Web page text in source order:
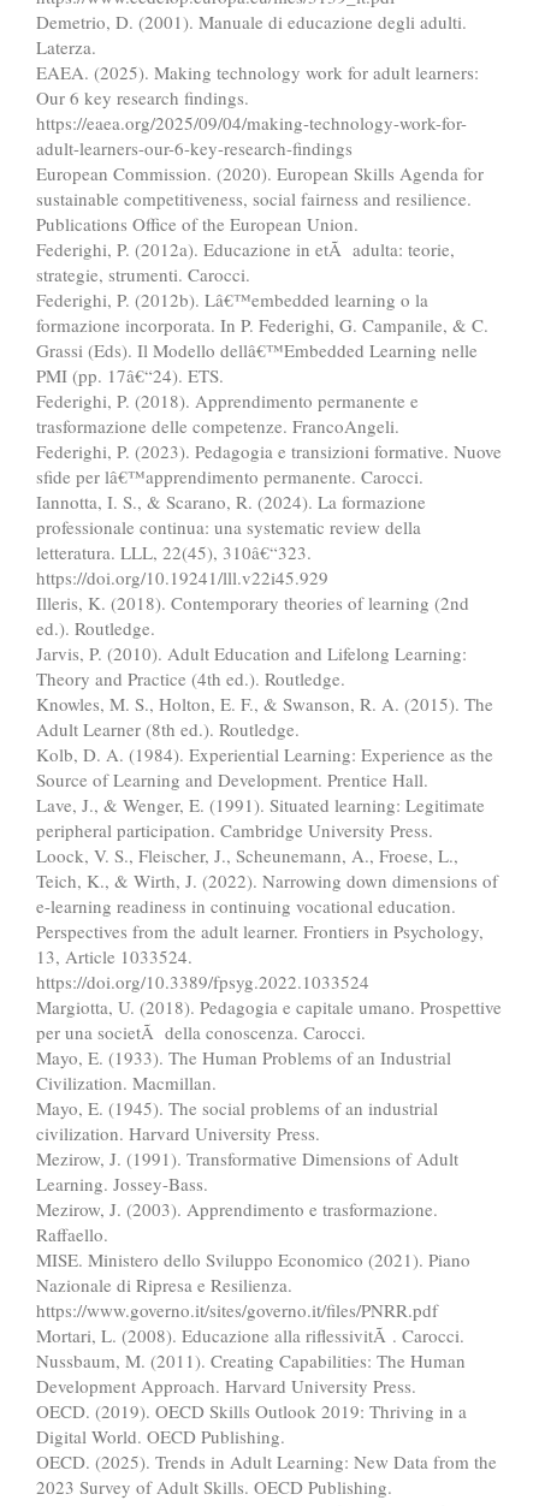
Demetrio, D. (2001). Manuale di educazione degli adulti.
Laterza.
EAEA. (2025). Making technology work for adult learners:
Our 6 key research findings.
https://eaea.org/2025/09/04/making-technology-work-for-
adult-learners-our-6-key-research-findings
European Commission. (2020). European Skills Agenda for
sustainable competitiveness, social fairness and resilience.
Publications Office of the European Union.
Federighi, P. (2012a). Educazione in etÃ adulta: teorie,
strategie, strumenti. Carocci.
Federighi, P. (2012b). Lâ€™embedded learning o la
formazione incorporata. In P. Federighi, G. Campanile, & C.
Grassi (Eds). Il Modello dellâ€™Embedded Learning nelle
PMI (pp. 17â€“24). ETS.
Federighi, P. (2018). Apprendimento permanente e
trasformazione delle competenze. FrancoAngeli.
Federighi, P. (2023). Pedagogia e transizioni formative. Nuove
sfide per lâ€™apprendimento permanente. Carocci.
Iannotta, I. S., & Scarano, R. (2024). La formazione
professionale continua: una systematic review della
letteratura. LLL, 22(45), 310â€“323.
https://doi.org/10.19241/lll.v22i45.929
Illeris, K. (2018). Contemporary theories of learning (2nd
ed.). Routledge.
Jarvis, P. (2010). Adult Education and Lifelong Learning:
Theory and Practice (4th ed.). Routledge.
Knowles, M. S., Holton, E. F., & Swanson, R. A. (2015). The
Adult Learner (8th ed.). Routledge.
Kolb, D. A. (1984). Experiential Learning: Experience as the
Source of Learning and Development. Prentice Hall.
Lave, J., & Wenger, E. (1991). Situated learning: Legitimate
peripheral participation. Cambridge University Press.
Loock, V. S., Fleischer, J., Scheunemann, A., Froese, L.,
Teich, K., & Wirth, J. (2022). Narrowing down dimensions of
e-learning readiness in continuing vocational education.
Perspectives from the adult learner. Frontiers in Psychology,
13, Article 1033524.
https://doi.org/10.3389/fpsyg.2022.1033524
Margiotta, U. (2018). Pedagogia e capitale umano. Prospettive
per una societÃ della conoscenza. Carocci.
Mayo, E. (1933). The Human Problems of an Industrial
Civilization. Macmillan.
Mayo, E. (1945). The social problems of an industrial
civilization. Harvard University Press.
Mezirow, J. (1991). Transformative Dimensions of Adult
Learning. Jossey-Bass.
Mezirow, J. (2003). Apprendimento e trasformazione.
Raffaello.
MISE. Ministero dello Sviluppo Economico (2021). Piano
Nazionale di Ripresa e Resilienza.
https://www.governo.it/sites/governo.it/files/PNRR.pdf
Mortari, L. (2008). Educazione alla riflessivitÃ . Carocci.
Nussbaum, M. (2011). Creating Capabilities: The Human
Development Approach. Harvard University Press.
OECD. (2019). OECD Skills Outlook 2019: Thriving in a
Digital World. OECD Publishing.
OECD. (2025). Trends in Adult Learning: New Data from the
2023 Survey of Adult Skills. OECD Publishing.